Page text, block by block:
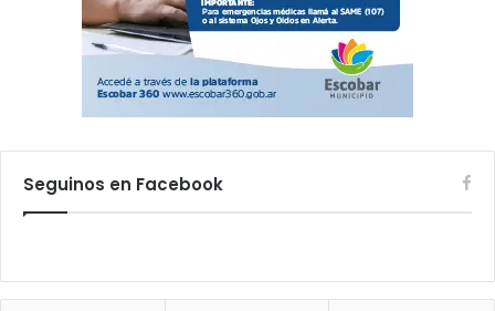
Seguinos en Facebook